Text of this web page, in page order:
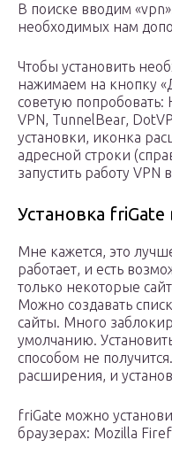
В поиске вводим
необходимых нам
Чтобы установить
нажимаем на кнопку
советую
VPN, TunnelBear,
установки, иконка
адресной строки
запустить работу
Установка friGate
Мне кажется, это
работает, и есть
только некоторые
Можно создавать
сайты. Много
умолчанию.
способом не
расширения, и
friGate можно
браузерах: Mozilla